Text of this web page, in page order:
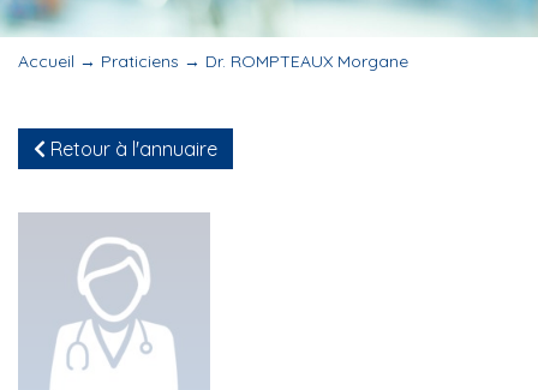
Accueil → Praticiens → Dr. ROMPTEAUX Morgane
Retour à l'annuaire